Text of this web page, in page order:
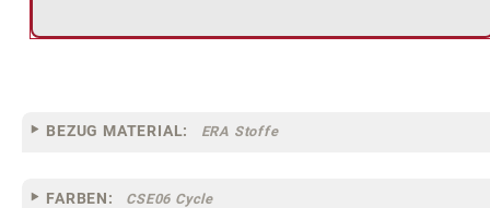
BEZUG MATERIAL: ERA Stoffe
FARBEN: CSE06 Cycle